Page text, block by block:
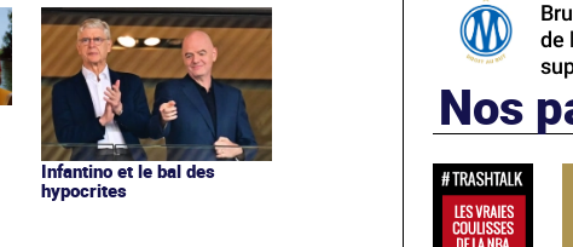
Infantino et le bal des
hypocrites
de
Nos